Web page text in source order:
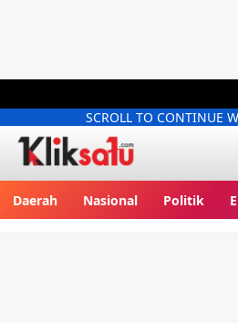
SCROLL TO CONTINUE
Daerah Nasional Politik